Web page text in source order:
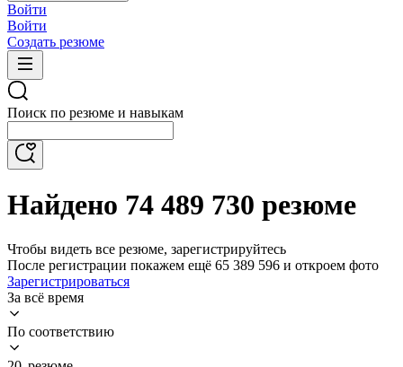
Войти
Войти
Создать резюме
Поиск по резюме и навыкам
Найдено 74 489 730 резюме
Чтобы видеть все резюме, зарегистрируйтесь
После регистрации покажем ещё 65 389 596 и откроем фото
Зарегистрироваться
За всё время
По соответствию